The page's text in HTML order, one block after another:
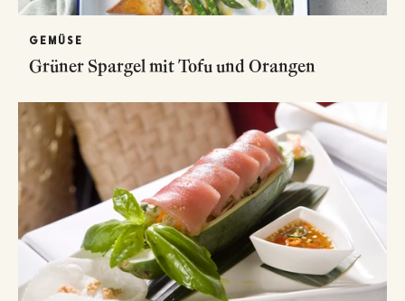
GEMÜSE
Grüner Spargel mit Tofu und Orangen